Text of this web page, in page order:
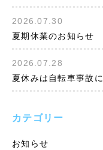
2026.07.30
夏期休業のお知らせ
2026.07.28
夏休みは自転車事故
カテゴリー
お知らせ